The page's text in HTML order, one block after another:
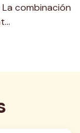
combinación